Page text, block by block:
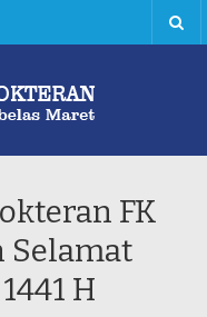
FK
Selamat
H